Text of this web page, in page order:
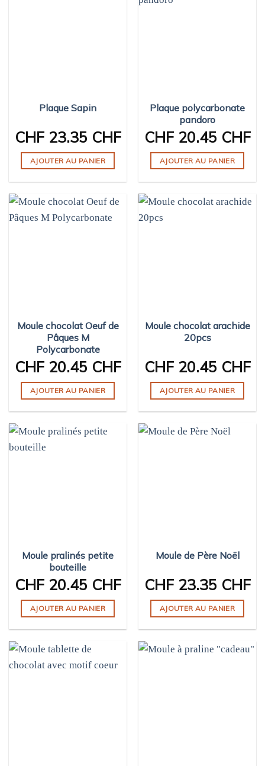
Plaque Sapin
CHF23.35 CHF
AJOUTER AU PANIER
Plaque polycarbonate
pandoro
CHF20.45 CHF
AJOUTER AU PANIER
Moule chocolat Oeuf de
Pâques M
Polycarbonate
CHF20.45 CHF
AJOUTER AU PANIER
Moule chocolat arachide
20pcs
CHF20.45 CHF
AJOUTER AU PANIER
Moule pralinés petite
bouteille
CHF20.45 CHF
AJOUTER AU PANIER
Moule de Père Noël
CHF23.35 CHF
AJOUTER AU PANIER